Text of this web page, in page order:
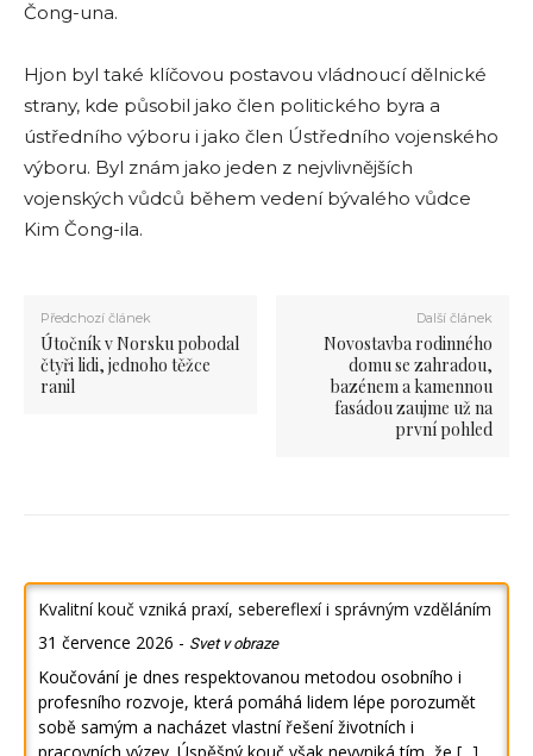
Čong-una.
Hjon byl také klíčovou postavou vládnoucí dělnické
strany, kde působil jako člen politického byra a
ústředního výboru i jako člen Ústředního vojenského
výboru. Byl znám jako jeden z nejvlivnějších
vojenských vůdců během vedení bývalého vůdce
Kim Čong-ila.
Předchozí článek
Útočník v Norsku pobodal
čtyři lidi, jednoho těžce
ranil
Další článek
Novostavba rodinného
domu se zahradou,
bazénem a kamennou
fasádou zaujme už na
první pohled
Kvalitní kouč vzniká praxí, sebereflexí i správným vzděláním
31 července 2026 - Svet v obraze
Koučování je dnes respektovanou metodou osobního i
profesního rozvoje, která pomáhá lidem lépe porozumět
sobě samým a nacházet vlastní řešení životních i